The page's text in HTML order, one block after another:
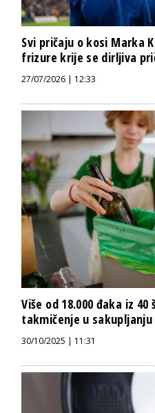
Svi pričaju o kosi Marka
frizure krije se dirljiva
27/07/2026 | 12:33
Više od 18.000 đaka iz
takmičenje u
30/10/2025 | 11:31